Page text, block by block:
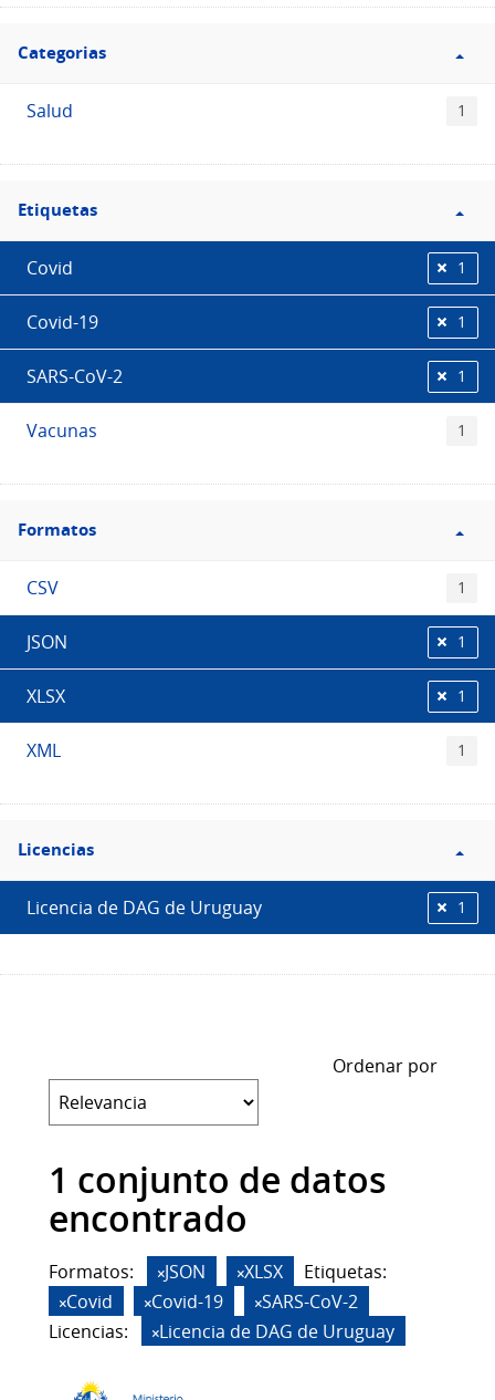
Filtro
Categorias
Categorias
Salud 1
Filtro
Etiquetas
Etiquetas
Covid 1
Covid-19 1
SARS-CoV-2 1
Vacunas 1
Filtro
Formatos
Formatos
CSV 1
JSON 1
XLSX 1
XML 1
Filtro
Licencias
Licencias
Licencia de DAG de Uruguay 1
Ordenar por
1 conjunto de datos
encontrado
Formatos: JSON XLSX
Etiquetas:
Covid
Covid-19
SARS-CoV-2
Licencias:
Licencia de DAG de Uruguay